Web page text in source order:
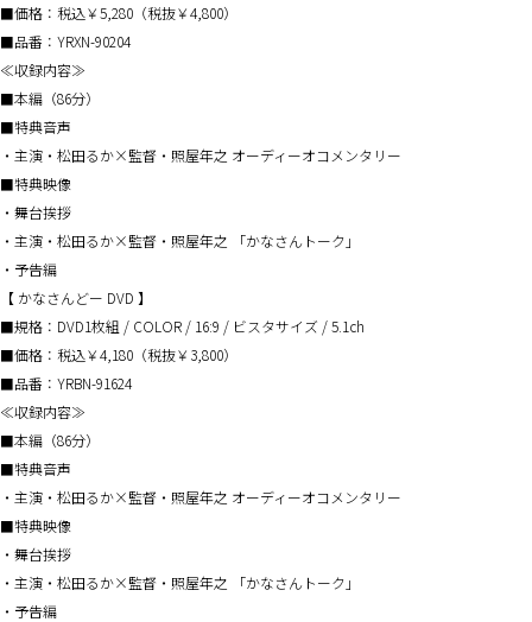
■価格：税込￥5,280（税抜￥4,800）
■品番：YRXN-90204
≪収録内容≫
■本編（86分）
■特典音声
・主演・松田るか×監督・照屋年之 オーディーオコメンタリー
■特典映像
・舞台挨拶
・主演・松田るか×監督・照屋年之 「かなさんトーク」
・予告編
【 かなさんどー DVD 】
■規格：DVD1枚組 / COLOR / 16:9 / ビスタサイズ / 5.1ch
■価格：税込￥4,180（税抜￥3,800）
■品番：YRBN-91624
≪収録内容≫
■本編（86分）
■特典音声
・主演・松田るか×監督・照屋年之 オーディーオコメンタリー
■特典映像
・舞台挨拶
・主演・松田るか×監督・照屋年之 「かなさんトーク」
・予告編